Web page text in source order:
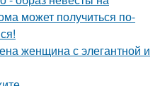
может получиться по-
женщина с элегантной и